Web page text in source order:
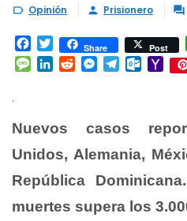
 Opinión  Prisionero 
Facebook
TwitterShare Post
Message
LinkedInRedditMessenger
Telegram
.
Nuevos casos
Unidos, Alemania,
República
muertes supera los